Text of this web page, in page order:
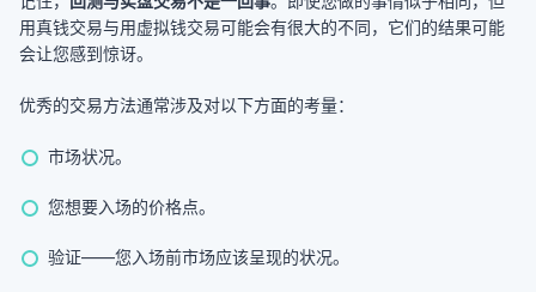
用真钱交易与用虚拟钱交易可能会有很大的不同，它们的结果可能
会让您感到惊讶。
优秀的交易方法通常涉及对以下方面的考量：
市场状况。
您想要入场的价格点。
验证——您入场前市场应该呈现的状况。